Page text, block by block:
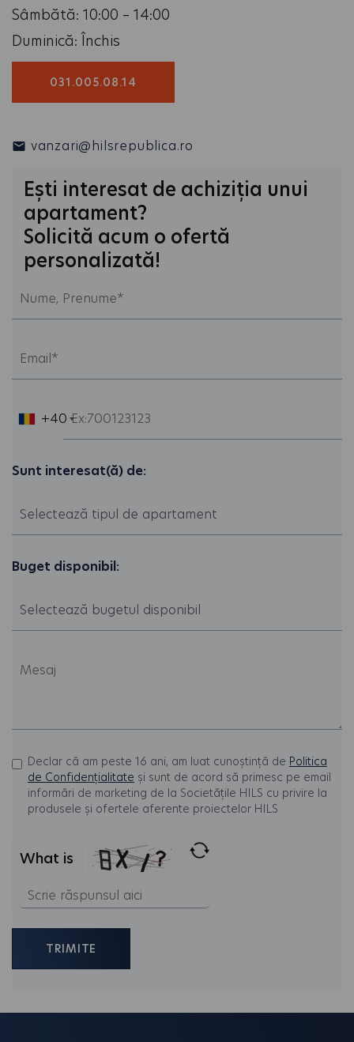
Sâmbătă: 10:00 – 14:00
Duminică: Închis
031.005.08.14
vanzari@hilsrepublica.ro
Ești interesat de achiziția unui
apartament?
Solicită acum o ofertă
personalizată!
+40
Sunt interesat(ă) de:
Buget disponibil:
Declar că am peste 16 ani, am luat cunoștință de Politica
de Confidențialitate și sunt de acord să primesc pe email
informări de marketing de la Societățile HILS cu privire la
produsele și ofertele aferente proiectelor HILS
What is
Solve
the